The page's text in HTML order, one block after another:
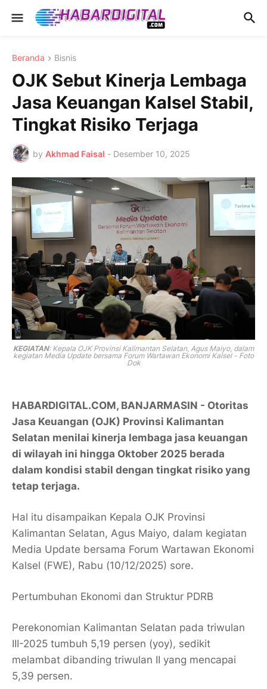
Beranda Bisnis
OJK Sebut Kinerja Lembaga
Jasa Keuangan Kalsel Stabil,
Tingkat Risiko Terjaga
by Akhmad Faisal - Desember 10, 2025
KEGIATAN: Kepala OJK Provinsi Kalimantan Selatan, Agus Maiyo, dalam
kegiatan Media Update bersama Forum Wartawan Ekonomi Kalsel - Foto
Dok
HABARDIGITAL.COM, BANJARMASIN - Otoritas
Jasa Keuangan (OJK) Provinsi Kalimantan
Selatan menilai kinerja lembaga jasa keuangan
di wilayah ini hingga Oktober 2025 berada
dalam kondisi stabil dengan tingkat risiko yang
tetap terjaga.
Hal itu disampaikan Kepala OJK Provinsi
Kalimantan Selatan, Agus Maiyo, dalam kegiatan
Media Update bersama Forum Wartawan Ekonomi
Kalsel (FWE), Rabu (10/12/2025) sore.
Pertumbuhan Ekonomi dan Struktur PDRB
Perekonomian Kalimantan Selatan pada triwulan
III-2025 tumbuh 5,19 persen (yoy), sedikit
melambat dibanding triwulan II yang mencapai
5,39 persen.